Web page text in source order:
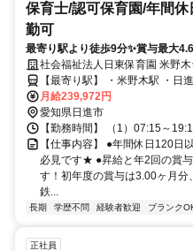
保育士/認可保育園/年間
勤可
最寄り駅より徒歩9分✨賞与最大
ー通勤OK❗️お持ちの資格を活かし
社会福祉法人日東保育園 米野木
【最寄り駅】 ・米野木駅 ・日
月給239,972円
愛知県日進市
【勤務時間】 （1）07:15～
【仕事内容】 ●年間休日120日
必見です★ ●昇給と年2回の賞
す！初年度の賞与は3.00ヶ月
鉄...
長期 学歴不問 経験者歓迎 ブランク
正社員